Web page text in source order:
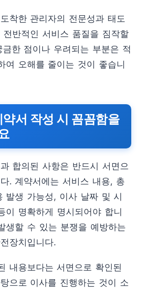
착한 관리자의 전문성과 태도
반적인 서비스 품질을 짐작할
한 점이나 우려되는 부분은 적
여 오해를 줄이는 것이 좋습니
약서 작성 시 꼼꼼함을
합의된 사항은 반드시 서면으
. 계약서에는 서비스 내용, 총
발생 가능성, 이사 날짜 및 시
이 명확하게 명시되어야 합니
생할 수 있는 분쟁을 예방하는
장치입니다.
내용보다는 서면으로 확인된
으로 이사를 진행하는 것이 소